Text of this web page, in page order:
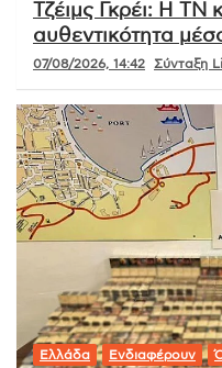
Τζέιμς Γκρέι: Η ΤΝ
αυθεντικότητα
07/08/2026, 14:42 Σύνταξη
Ελλάδα Ενδιαφέρουν